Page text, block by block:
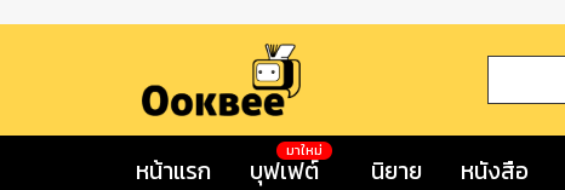
หน้าแรก บุฟเฟต์
มาใหม่
นิยาย หนังสือ